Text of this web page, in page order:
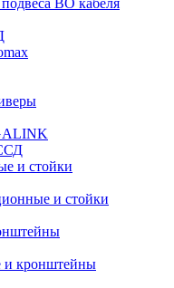
ВО кабеля
и стойки
и стойки
кронштейны